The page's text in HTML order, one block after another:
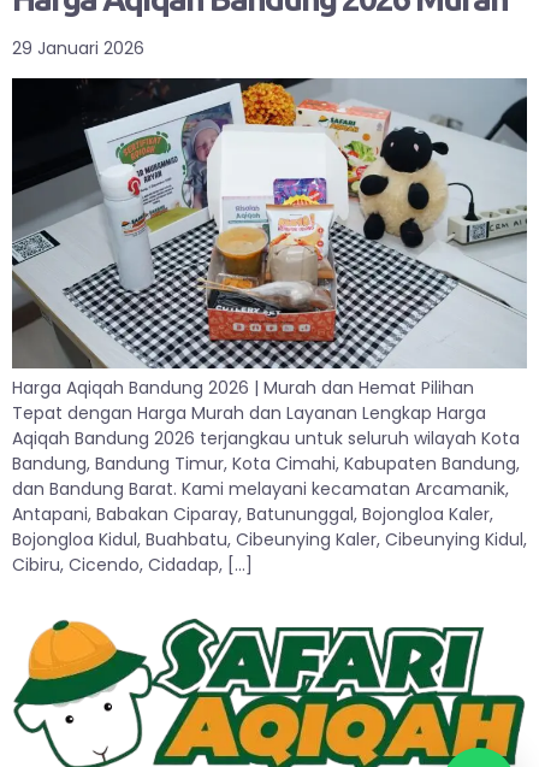
29 Januari 2026
Harga Aqiqah Bandung 2026 | Murah dan Hemat Pilihan
Tepat dengan Harga Murah dan Layanan Lengkap Harga
Aqiqah Bandung 2026 terjangkau untuk seluruh wilayah Kota
Bandung, Bandung Timur, Kota Cimahi, Kabupaten Bandung,
dan Bandung Barat. Kami melayani kecamatan Arcamanik,
Antapani, Babakan Ciparay, Batununggal, Bojongloa Kaler,
Bojongloa Kidul, Buahbatu, Cibeunying Kaler, Cibeunying Kidul,
Cibiru, Cicendo, Cidadap, […]